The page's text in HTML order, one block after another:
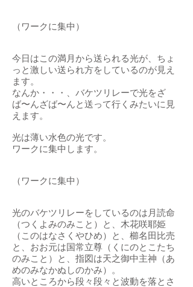
（ワークに集中）
今日はこの満月から送られる光が、ちょ
っと激しい送られ方をしているのが見え
ます。
なんか・・・、バケツリレーで光をざ
ば〜んざば〜んと送って行くみたいに見
えます。
光は薄い水色の光です。
ワークに集中します。
（ワークに集中）
光のバケツリレーをしているのは月読命
（つくよみのみこと）と、木花咲耶姫
（このはなさくやひめ）と、櫛名田比売
と、おお元は国常立尊（くにのとこたち
のみこと）と、指図は天之御中主神（あ
めのみなかぬしのかみ）。
高いところから段々段々と波動を落とさ